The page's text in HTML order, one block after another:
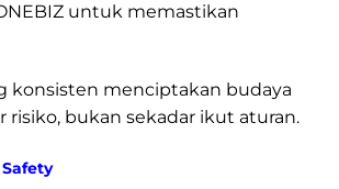
untuk memastikan
konsisten menciptakan budaya
risiko, bukan sekadar ikut aturan.